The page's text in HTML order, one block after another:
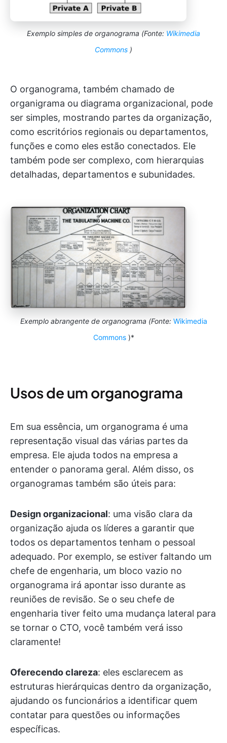
Exemplo simples de organograma (Fonte: Wikimedia
Commons )
O organograma, também chamado de
organigrama ou diagrama organizacional, pode
ser simples, mostrando partes da organização,
como escritórios regionais ou departamentos,
funções e como eles estão conectados. Ele
também pode ser complexo, com hierarquias
detalhadas, departamentos e subunidades.
Exemplo abrangente de organograma (Fonte: Wikimedia
Commons)*
Usos de um organograma
Em sua essência, um organograma é uma
representação visual das várias partes da
empresa. Ele ajuda todos na empresa a
entender o panorama geral. Além disso, os
organogramas também são úteis para:
Design organizacional: uma visão clara da
organização ajuda os líderes a garantir que
todos os departamentos tenham o pessoal
adequado. Por exemplo, se estiver faltando um
chefe de engenharia, um bloco vazio no
organograma irá apontar isso durante as
reuniões de revisão. Se o seu chefe de
engenharia tiver feito uma mudança lateral para
se tornar o CTO, você também verá isso
claramente!
Oferecendo clareza: eles esclarecem as
estruturas hierárquicas dentro da organização,
ajudando os funcionários a identificar quem
contatar para questões ou informações
específicas.